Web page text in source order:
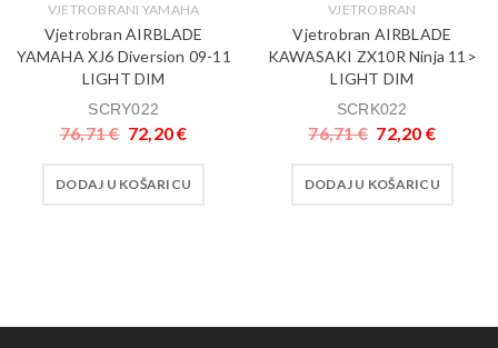
VJETROBRANI YAMAHA
Vjetrobran AIRBLADE
YAMAHA XJ6 Diversion 09-11
LIGHT DIM
SCRY022
76,71€ 72,20€
DODAJ U KOŠARICU
VJETROBRAN
Vjetrobran AIRBLADE
KAWASAKI ZX10R Ninja 11>
LIGHT DIM
SCRK022
76,71€ 72,20 €
DODAJ U KOŠARICU